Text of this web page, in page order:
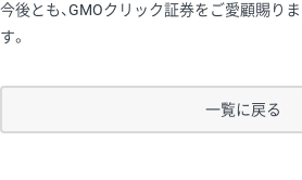
今後とも、GMOクリック証券をご愛顧賜り
す。
一覧に戻る